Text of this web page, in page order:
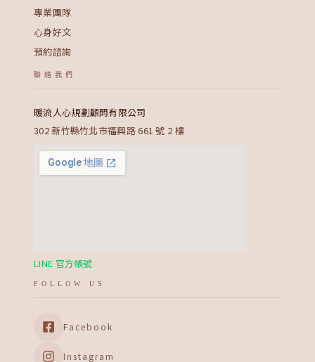
專業團隊
心身好文
預約諮詢
聯絡我們
暖流人心規劃顧問有限公司
302 新竹縣竹北市福興路 661 號 2 樓
LINE 官方帳號
FOLLOW US
Facebook
Instagram